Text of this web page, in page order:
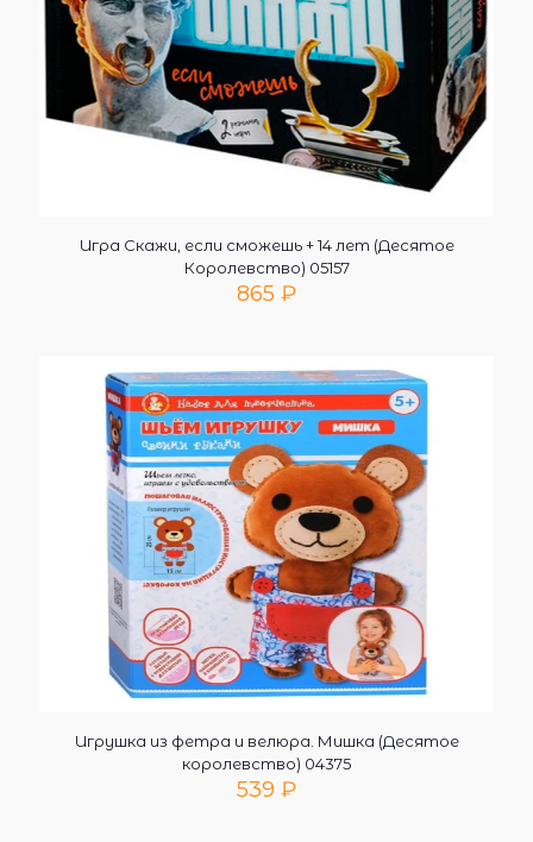
Игра Скажи, если сможешь + 14 лет (Десятое
Королевство) 05157
865 ₽
Игрушка из фетра и велюра. Мишка (Десятое
королевство) 04375
539 ₽